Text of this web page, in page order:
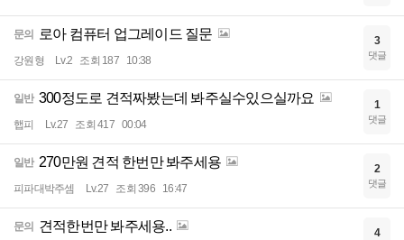
문의 로아 컴퓨터 업그레이드 질문
강원형 Lv.2 조회 187 10:38
3
댓글
일반 300정도로 견적짜봤는데 봐주실수있으실까요
햅피 Lv.27 조회 417 00:04
1
댓글
일반 270만원 견적 한번만 봐주세용
피파대박주셈 Lv.27 조회 396 16:47
2
댓글
문의 견적한번만 봐주세용.. 4